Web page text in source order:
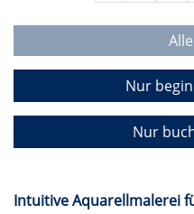
Nur
Nur
Intuitive Aquarellmalerei